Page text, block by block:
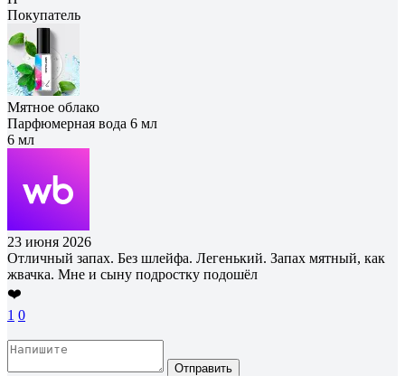
Покупатель
Мятное облако
Парфюмерная вода 6 мл
6 мл
23 июня 2026
Отличный запах. Без шлейфа. Легенький. Запах мятный, как
жвачка. Мне и сыну подростку подошёл
❤️
1 0
Отправить